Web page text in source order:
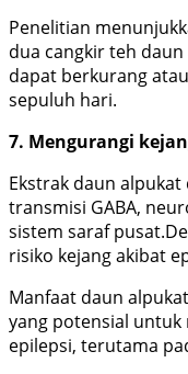
Penelitian
dua cangkir teh
dapat berkurang
sepuluh hari.
7. Mengurangi
Ekstrak daun
transmisi GABA,
sistem saraf
risiko kejang akibat
Manfaat daun
yang potensial
epilepsi, terutama